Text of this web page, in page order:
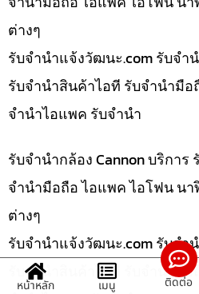
ต่างๆ
รับจํานําแจ้งวัฒนะ.com รับจำ
รับจำนำสินค้าไอที รับจำนำมื
จำนำไอแพค รับจำนำ
รับจำนำกล้อง Cannon บริกา
จำนำมือถือ ไอแพค ไอโฟน น
ต่างๆ
รับจํานําแจ้งวัฒนะ.com รับจำ
รับจำนำสินค้าไอที รับจำนำมื
หน้าหลัก เมนู ติดต่อ